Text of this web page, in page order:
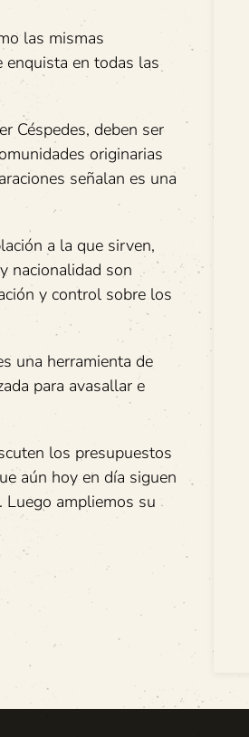
las mismas
enquista en todas las
Céspedes, deben ser
originarias
señalan es una
a la que sirven,
nacionalidad son
y control sobre los
una herramienta de
para avasallar e
los presupuestos
aún hoy en día siguen
Luego ampliemos su